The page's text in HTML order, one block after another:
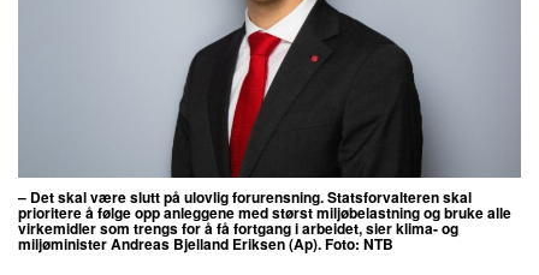
– Det skal være slutt på ulovlig forurensning. Statsforvalteren skal
prioritere å følge opp anleggene med størst miljøbelastning og bruke alle
virkemidler som trengs for å få fortgang i arbeidet,sier klima- og
miljøminister Andreas Bjelland Eriksen (Ap). Foto: NTB